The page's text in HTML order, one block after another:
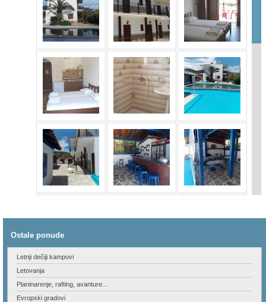
Ostale ponude
Letnji dečiji kampovi
Letovanja
Planinarenje, rafting, avanture...
Evropski gradovi